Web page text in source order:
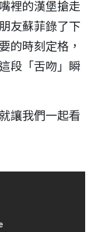
裡的漢堡搶走
友蘇菲錄了下
的時刻定格，
段「舌吻」瞬
讓我們一起看